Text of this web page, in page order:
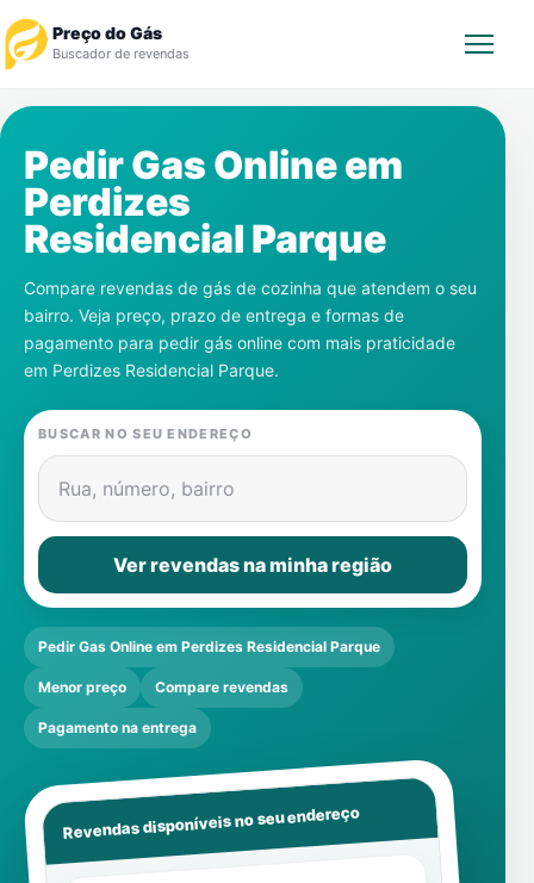
Preço do Gás
Buscador de revendas
Revendedor
Notícias
Cadastre-se
Gás
Contatos
Pedir Gas Online em
Perdizes
Residencial Parque
Compare revendas de gás de cozinha que atendem o seu
bairro. Veja preço, prazo de entrega e formas de
pagamento para pedir gás online com mais praticidade
em Perdizes Residencial Parque.
BUSCAR NO SEU ENDEREÇO
Rua, número, bairro
Ver revendas na minha região
Pedir Gas Online em Perdizes Residencial Parque
Menor preço Compare revendas
Pagamento na entrega
Revendas disponíveis no seu endereço